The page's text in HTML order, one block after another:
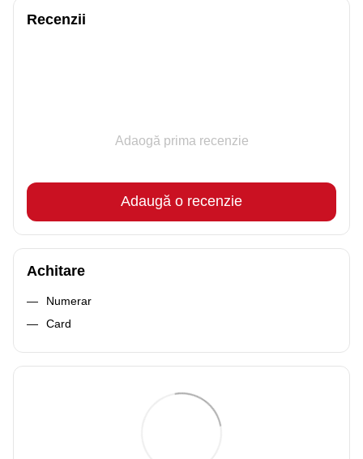
Recenzii
Adaogă prima recenzie
Adaugă o recenzie
Achitare
Numerar
Card